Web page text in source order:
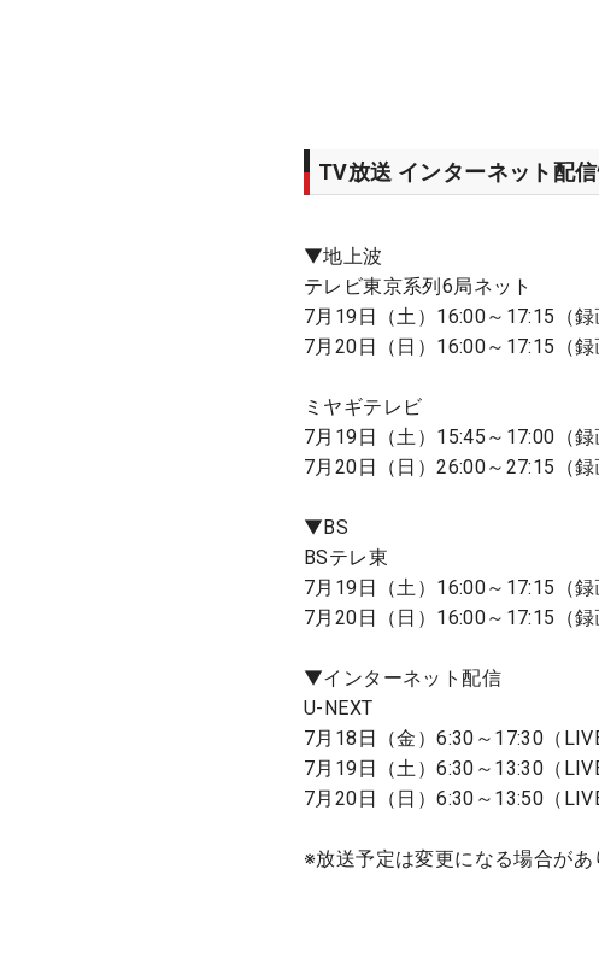
TV放送 インターネット配
▼地上波
テレビ東京系列6局ネット
7月19日（土）16:00～17:15（録
7月20日（日）16:00～17:15（録
ミヤギテレビ
7月19日（土）15:45～17:00（録
7月20日（日）26:00～27:15（録
▼BS
BSテレ東
7月19日（土）16:00～17:15（録
7月20日（日）16:00～17:15（録
▼インターネット配信
U-NEXT
7月18日（金）6:30～17:30（LIVE
7月19日（土）6:30～13:30（LIVE
7月20日（日）6:30～13:50（
※放送予定は変更になる場合があ